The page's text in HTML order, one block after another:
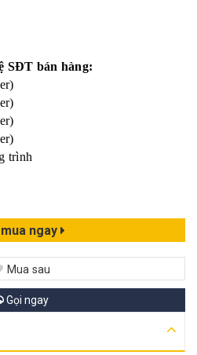
SĐT bán hàng:
trình
ngay
Mua sau
Gọi ngay